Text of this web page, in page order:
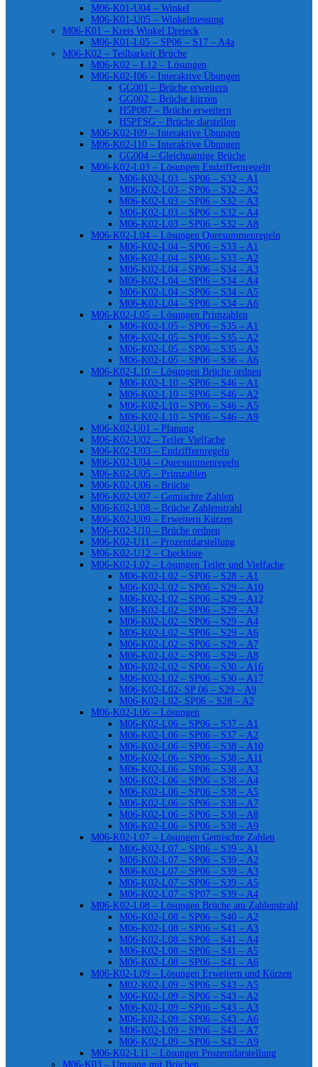
M06-K01-U04 – Winkel
M06-K01-U05 – Winkelmessung
M06-K01 – Kreis Winkel Dreieck
M06-K01-L05 – SP06 – S17 – A4a
M06-K02 – Teilbarkeit Brüche
M06-K02 – L12 – Lösungen
M06-K02-I06 – Interaktive Übungen
GG001 – Brüche erweitern
GG002 – Brüche kürzen
H5P087 – Brüche erweitern
H5PFSG – Brüche darstellen
M06-K02-I09 – Interaktive Übungen
M06-K02-I10 – Interaktive Übungen
GG004 – Gleichnamige Brüche
M06-K02-L03 – Lösungen Endziffernregeln
M06-K02-L03 – SP06 – S32 – A1
M06-K02-L03 – SP06 – S32 – A2
M06-K02-L03 – SP06 – S32 – A3
M06-K02-L03 – SP06 – S32 – A4
M06-K02-L03 – SP06 – S32 – A8
M06-K02-L04 – Lösungen Quersummenregeln
M06-K02-L04 – SP06 – S33 – A1
M06-K02-L04 – SP06 – S33 – A2
M06-K02-L04 – SP06 – S34 – A3
M06-K02-L04 – SP06 – S34 – A4
M06-K02-L04 – SP06 – S34 – A5
M06-K02-L04 – SP06 – S34 – A6
M06-K02-L05 – Lösungen Primzahlen
M06-K02-L05 – SP06 – S35 – A1
M06-K02-L05 – SP06 – S35 – A2
M06-K02-L05 – SP06 – S35 – A3
M06-K02-L05 – SP06 – S36 – A6
M06-K02-L10 – Lösungen Brüche ordnen
M06-K02-L10 – SP06 – S46 – A1
M06-K02-L10 – SP06 – S46 – A2
M06-K02-L10 – SP06 – S46 – A5
M06-K02-L10 – SP06 – S46 – A9
M06-K02-U01 – Planung
M06-K02-U02 – Teiler Vielfache
M06-K02-U03 – Endziffernregeln
M06-K02-U04 – Quersummenregeln
M06-K02-U05 – Primzahlen
M06-K02-U06 – Brüche
M06-K02-U07 – Gemischte Zahlen
M06-K02-U08 – Brüche Zahlenstrahl
M06-K02-U09 – Erweitern Kürzen
M06-K02-U10 – Brüche ordnen
M06-K02-U11 – Prozentdarstellung
M06-K02-U12 – Checkliste
M06-K02-L02 – Lösungen Teiler und Vielfache
M06-K02-L02 – SP06 – S28 – A1
M06-K02-L02 – SP06 – S29 – A10
M06-K02-L02 – SP06 – S29 – A12
M06-K02-L02 – SP06 – S29 – A3
M06-K02-L02 – SP06 – S29 – A4
M06-K02-L02 – SP06 – S29 – A6
M06-K02-L02 – SP06 – S29 – A7
M06-K02-L02 – SP06 – S29 – A8
M06-K02-L02 – SP06 – S30 – A16
M06-K02-L02 – SP06 – S30 – A17
M06-K02-L02- SP 06 – S29 – A9
M06-K02-L02- SP06 – S28 – A2
M06-K02-L06 – Lösungen
M06-K02-L06 – SP06 – S37 – A1
M06-K02-L06 – SP06 – S37 – A2
M06-K02-L06 – SP06 – S38 – A10
M06-K02-L06 – SP06 – S38 – A11
M06-K02-L06 – SP06 – S38 – A3
M06-K02-L06 – SP06 – S38 – A4
M06-K02-L06 – SP06 – S38 – A5
M06-K02-L06 – SP06 – S38 – A7
M06-K02-L06 – SP06 – S38 – A8
M06-K02-L06 – SP06 – S38 – A9
M06-K02-L07 – Lösungen Gemischte Zahlen
M06-K02-L07 – SP06 – S39 – A1
M06-K02-L07 – SP06 – S39 – A2
M06-K02-L07 – SP06 – S39 – A3
M06-K02-L07 – SP06 – S39 – A5
M06-K02-L07 – SP07 – S39 – A4
M06-K02-L08 – Lösungen Brüche am Zahlenstrahl
M06-K02-L08 – SP06 – S40 – A2
M06-K02-L08 – SP06 – S41 – A3
M06-K02-L08 – SP06 – S41 – A4
M06-K02-L08 – SP06 – S41 – A5
M06-K02-L08 – SP06 – S41 – A6
M06-K02-L09 – Lösungen Erweitern und Kürzen
M02-K02-L09 – SP06 – S43 – A5
M06-K02-L09 – SP06 – S43 – A2
M06-K02-L09 – SP06 – S43 – A3
M06-K02-L09 – SP06 – S43 – A6
M06-K02-L09 – SP06 – S43 – A7
M06-K02-L09 – SP06 – S43 – A9
M06-K02-L11 – Lösungen Prozentdarstellung
M06-K03 – Umgang mit Brüchen